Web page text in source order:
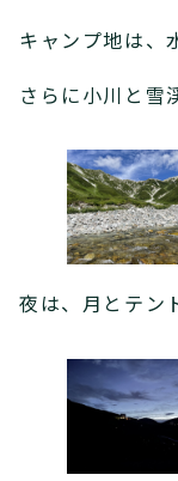
キャンプ地は、
さらに小川と雪
夜は、月とテン